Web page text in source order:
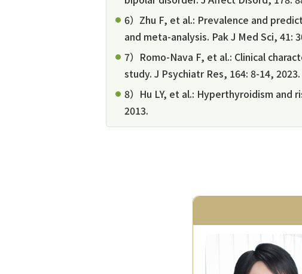
6）Zhu F, et al.: Prevalence and
and meta-analysis. Pak J Med Sci, 41:
7）Romo-Nava F, et al.: Clinical
study. J Psychiatr Res, 164: 8-14, 2023.
8）Hu LY, et al.: Hyperthyroidism and
2013.